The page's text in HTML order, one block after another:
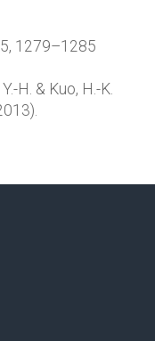
1279–1285
H. & Kuo, H.-K.